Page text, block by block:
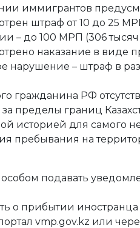
иммигрантов
штраф от 10 до 25
– до 100 МРП (306
наказание в виде
нарушение – штраф в
гражданина РФ
пределы границ
историей для самого
пребывания на
подавать
о прибытии
vmp.gov.kz или